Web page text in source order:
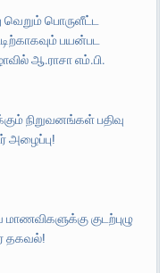
வெறும் பொருளீட்ட
பயன்பட
ஆ.ராசா எம்.பி.
நிறுவனங்கள் பதிவு
அழைப்பு!
குடற்புழு
தகவல்!